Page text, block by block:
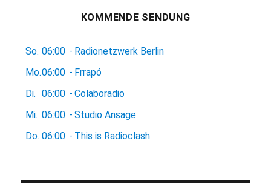
KOMMENDE SENDUNG
So. 06:00 - Radionetzwerk Berlin
Mo.06:00 - Frrapó
Di.
06:00 - Colaboradio
Mi. 06:00 - Studio Ansage
Do. 06:00 - This is Radioclash